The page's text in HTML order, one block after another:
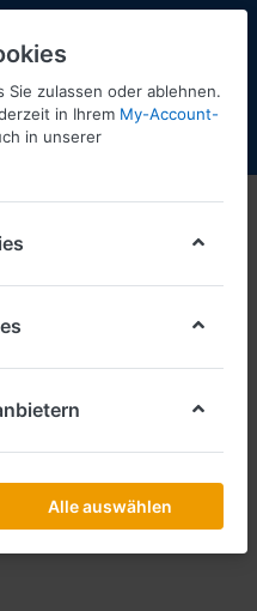
zulassen oder ablehnen.
in Ihrem My-Account-
in unserer
Alle auswählen